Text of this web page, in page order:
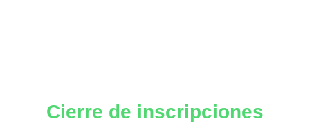
Cierre de inscripciones